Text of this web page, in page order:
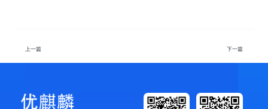
上一篇 下一篇